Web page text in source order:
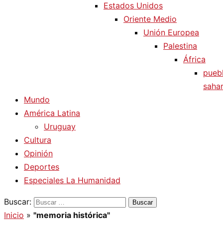
Estados Unidos
Oriente Medio
Unión Europea
Palestina
África
Mundo
América Latina
Uruguay
Cultura
Opinión
Deportes
Especiales La Humanidad
Buscar:
Inicio » "memoria histórica"